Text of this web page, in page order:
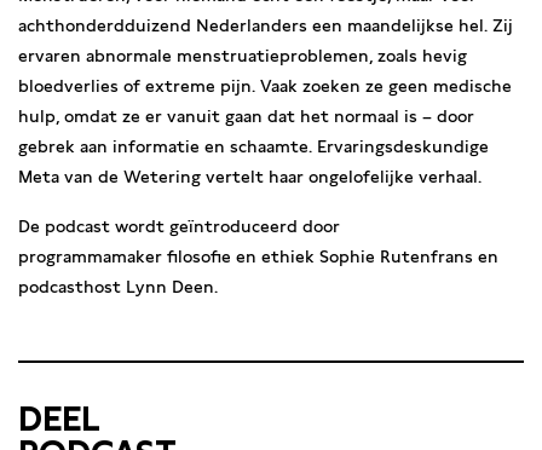
achthonderdduizend Nederlanders een maandelijkse hel. Zij
ervaren abnormale menstruatieproblemen, zoals hevig
bloedverlies of extreme pijn. Vaak zoeken ze geen medische
hulp, omdat ze er vanuit gaan dat het normaal is – door
gebrek aan informatie en schaamte. Ervaringsdeskundige
Meta van de Wetering vertelt haar ongelofelijke verhaal.
De podcast wordt geïntroduceerd door
programmamaker filosofie en ethiek Sophie Rutenfrans en
podcasthost Lynn Deen.
DEEL